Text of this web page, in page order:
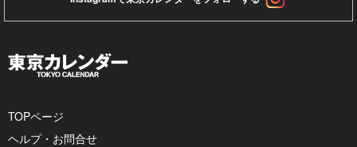
TOPページ
ヘルプ・お問合せ